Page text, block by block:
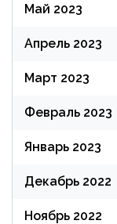
Май 2023
Апрель 2023
Март 2023
Февраль 2023
Январь 2023
Декабрь 2022
Ноябрь 2022